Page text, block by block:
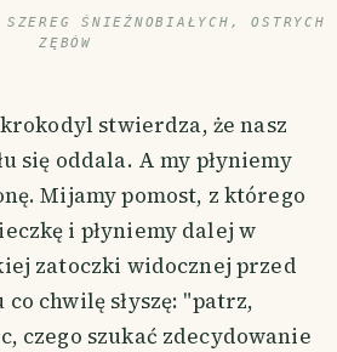
ŚNIEŻNOBIAŁYCH, OSTRYCH
ZĘBÓW
stwierdza, że nasz
się oddala. A my płyniemy
Mijamy pomost, z którego
i płyniemy dalej w
zatoczki widocznej przed
chwilę słyszę: "patrz,
czego szukać zdecydowanie